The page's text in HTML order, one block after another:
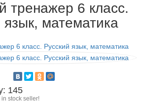
тренажер 6 класс.
язык, математика
145
stock seller!